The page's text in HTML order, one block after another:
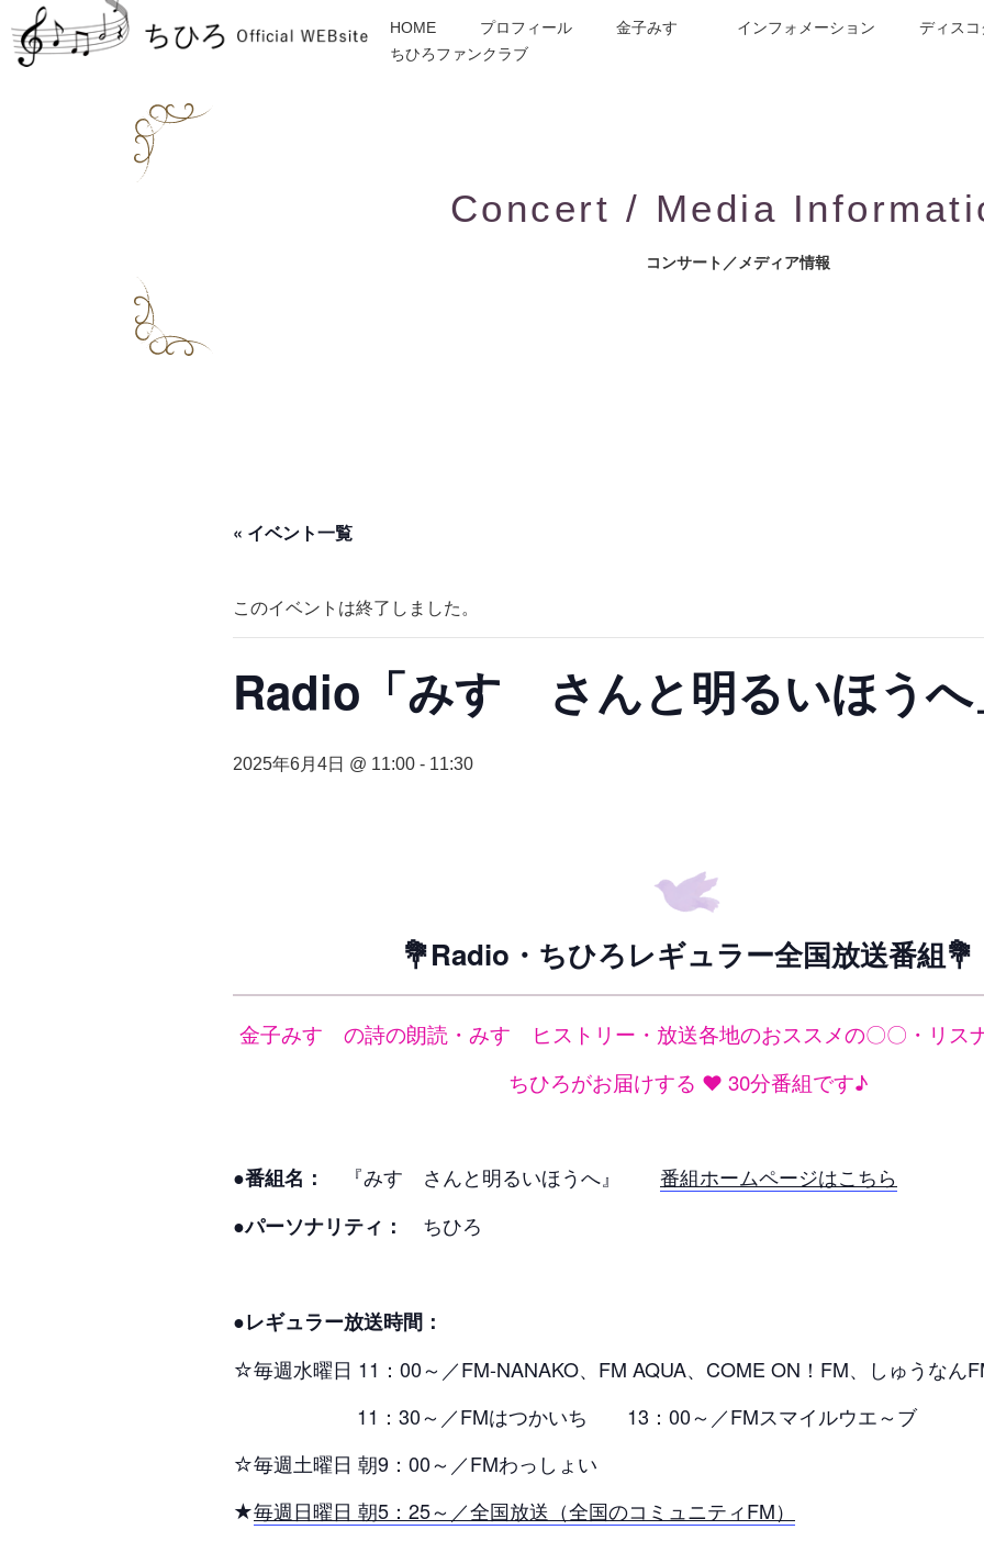
HOME プロフィール 金子みすゞ インフォメーション ディス
ちひろファンクラブ
Concert / Media
コンサート／メディア情報
« イベント一覧
このイベントは終了しました。
Radio「みすゞさんと明るいほうへ
2025年6月4日 @ 11:00 - 11:30
💐Radio・ちひろレギュラー全国放送番組💐
金子みすゞの詩の朗読・みすゞヒストリー・放送各地のおススメの〇〇・リス
ちひろがお届けする ❤ 30分番組です♪
●番組名： 『みすゞさんと明るいほうへ』 番組ホームページはこちら
●パーソナリティ：
ちひろ
●レギュラー放送時間：
☆毎週水曜日 11：00～／FM-NANAKO、FM AQUA、COME ON！FM、しゅうなん
11：30～／FMはつかいち 13：00～／FMスマイルウエ～ブ
☆毎週土曜日 朝9：00～／FMわっしょい
★毎週日曜日 朝5：25～／全国放送（全国のコミュニティFM）